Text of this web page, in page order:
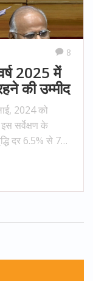
8
2025 में
की उम्मीद
2024 को
सर्वेक्षण के
दर 6.5% से 7%
गया है कि भारत
जरूरत है।